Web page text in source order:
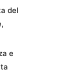
del
e